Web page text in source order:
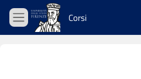
Vai al contenuto principale
Pannello laterale
Corsi